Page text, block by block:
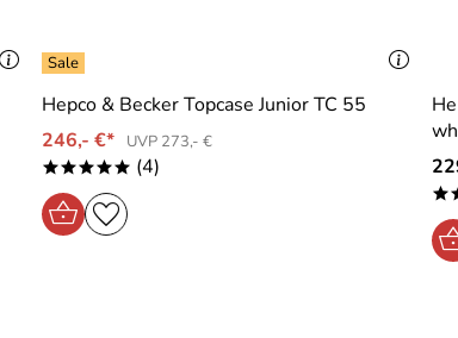
Hepco & Becker Topcase Junior TC 55
246,- €*
UVP 273,- €
***** (4)